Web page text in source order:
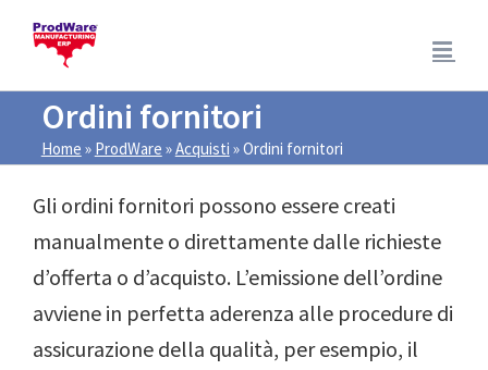
Salta
contenuto
Ordini fornitori
Home » ProdWare »Acquisti »Ordini fornitori
Gli ordini fornitori possono essere creati
manualmente o direttamente dalle richieste
d’offerta o d’acquisto. L’emissione dell’ordine
avviene in perfetta aderenza alle procedure di
assicurazione della qualità, per esempio, il